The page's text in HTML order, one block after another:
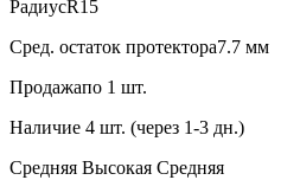
РадиусR15
Сред. остаток протектора7.7 мм
Продажапо 1 шт.
Наличие 4 шт. (через 1-3 дн.)
Средняя Высокая Средняя